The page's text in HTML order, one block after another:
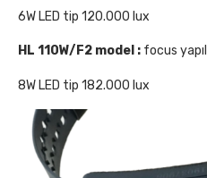
6W LED tip 120.000 lux
HL 110W/F2 model : focus
8W LED tip 182.000 lux